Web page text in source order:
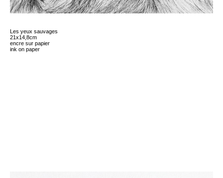
Les yeux sauvages
21x14,8cm
encre sur papier
ink on paper